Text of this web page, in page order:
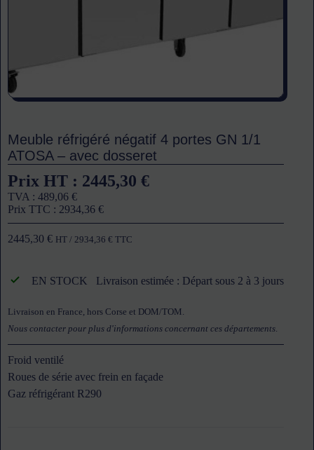
Meuble réfrigéré négatif 4 portes GN 1/1
ATOSA – avec dosseret
Prix HT : 2445,30 €
TVA : 489,06 €
Prix TTC : 2934,36 €
2445,30 € HT / 2934,36 € TTC
EN STOCK Livraison estimée : Départ sous 2 à 3 jours
Livraison en France, hors Corse et DOM/TOM.
Nous contacter pour plus d'informations concernant ces départements
Froid ventilé
Roues de série avec frein en façade
Gaz réfrigérant R290